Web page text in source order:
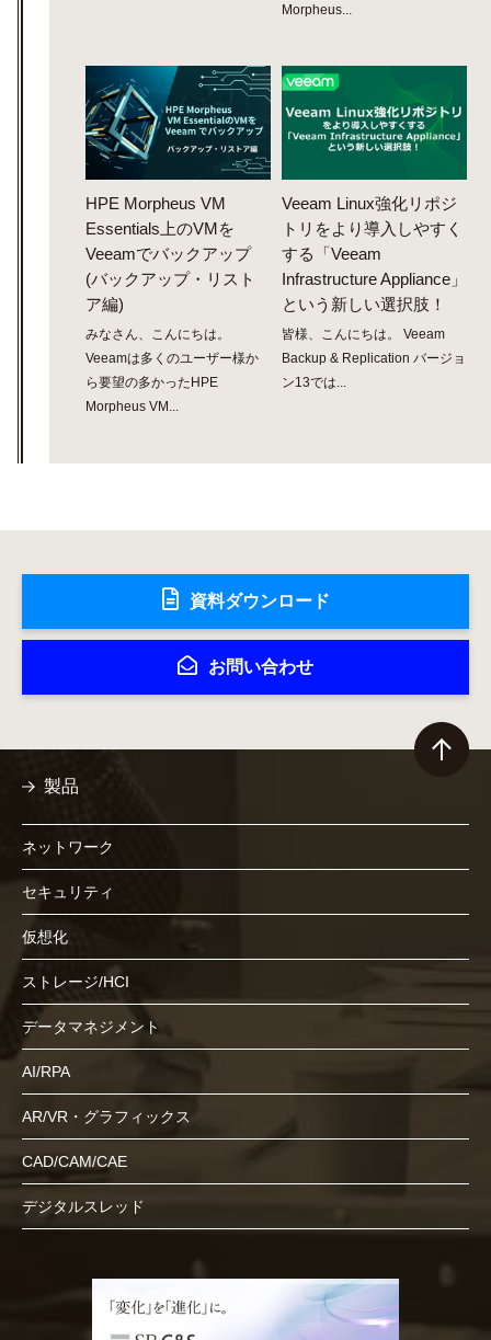
Morpheus...
HPE Morpheus VM
Essentials上のVMを
Veeamでバックアップ
(バックアップ・リスト
ア編)
みなさん、こんにちは。
Veeamは多くのユーザー様か
ら要望の多かったHPE
Morpheus VM...
Veeam Linux強化リポジ
トリをより導入しやすく
する「Veeam
Infrastructure Appliance」
という新しい選択肢！
皆様、こんにちは。 Veeam
Backup & Replication バージョ
ン13では...
資料ダウンロード
お問い合わせ
製品
ネットワーク
セキュリティ
仮想化
ストレージ/HCI
データマネジメント
AI/RPA
AR/VR・グラフィックス
CAD/CAM/CAE
デジタルスレッド